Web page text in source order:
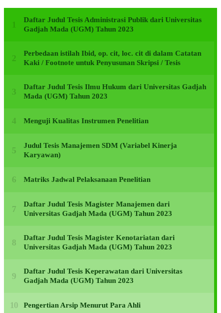
Daftar Judul Tesis Administrasi Publik dari Universitas
Gadjah Mada (UGM) Tahun 2023
Perbedaan istilah Ibid, op. cit, loc. cit di dalam Catatan
Kaki / Footnote untuk Penyusunan Skripsi / Tesis
Daftar Judul Tesis Ilmu Hukum dari Universitas Gadjah
Mada (UGM) Tahun 2023
Menguji Kualitas Instrumen Penelitian
Judul Tesis Manajemen SDM (Variabel Kinerja
Karyawan)
Matriks Jadwal Pelaksanaan Penelitian
Daftar Judul Tesis Magister Manajemen dari
Universitas Gadjah Mada (UGM) Tahun 2023
Daftar Judul Tesis Magister Kenotariatan dari
Universitas Gadjah Mada (UGM) Tahun 2023
Daftar Judul Tesis Keperawatan dari Universitas
Gadjah Mada (UGM) Tahun 2023
Pengertian Arsip Menurut Para Ahli